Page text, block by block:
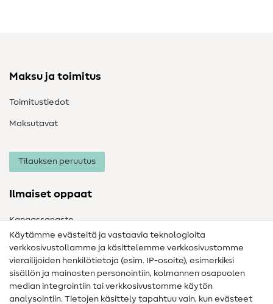
Maksu ja toimitus
Toimitustiedot
Maksutavat
Tilauksen peruutus
Ilmaiset oppaat
Kangassanasto
Ompelusanasto
Ompeluohjeet
Apua ja yhteystiedot
Käytämme evästeitä ja vastaavia teknologioita
verkkosivustollamme ja käsittelemme verkkosivustomme
vierailijoiden henkilötietoja (esim. IP-osoite), esimerkiksi
sisällön ja mainosten personointiin, kolmannen osapuolen
median integrointiin tai verkkosivustomme käytön
analysointiin. Tietojen käsittely tapahtuu vain, kun evästeet